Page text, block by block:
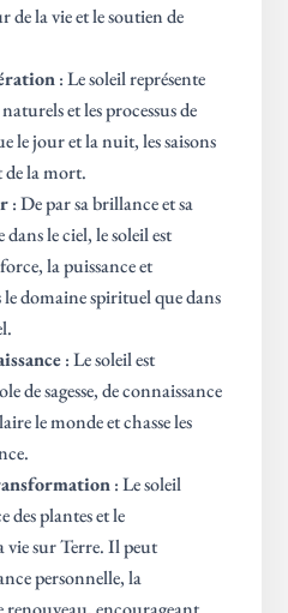
de la vie et le soutien de
: Le soleil représente
et les processus de
le jour et la nuit, les saisons
de la mort.
: De par sa brillance et sa
le ciel, le soleil est
la puissance et
domaine spirituel que dans
: Le soleil est
de sagesse, de connaissance
le monde et chasse les
: Le soleil
des plantes et le
vie sur Terre. Il peut
personnelle, la